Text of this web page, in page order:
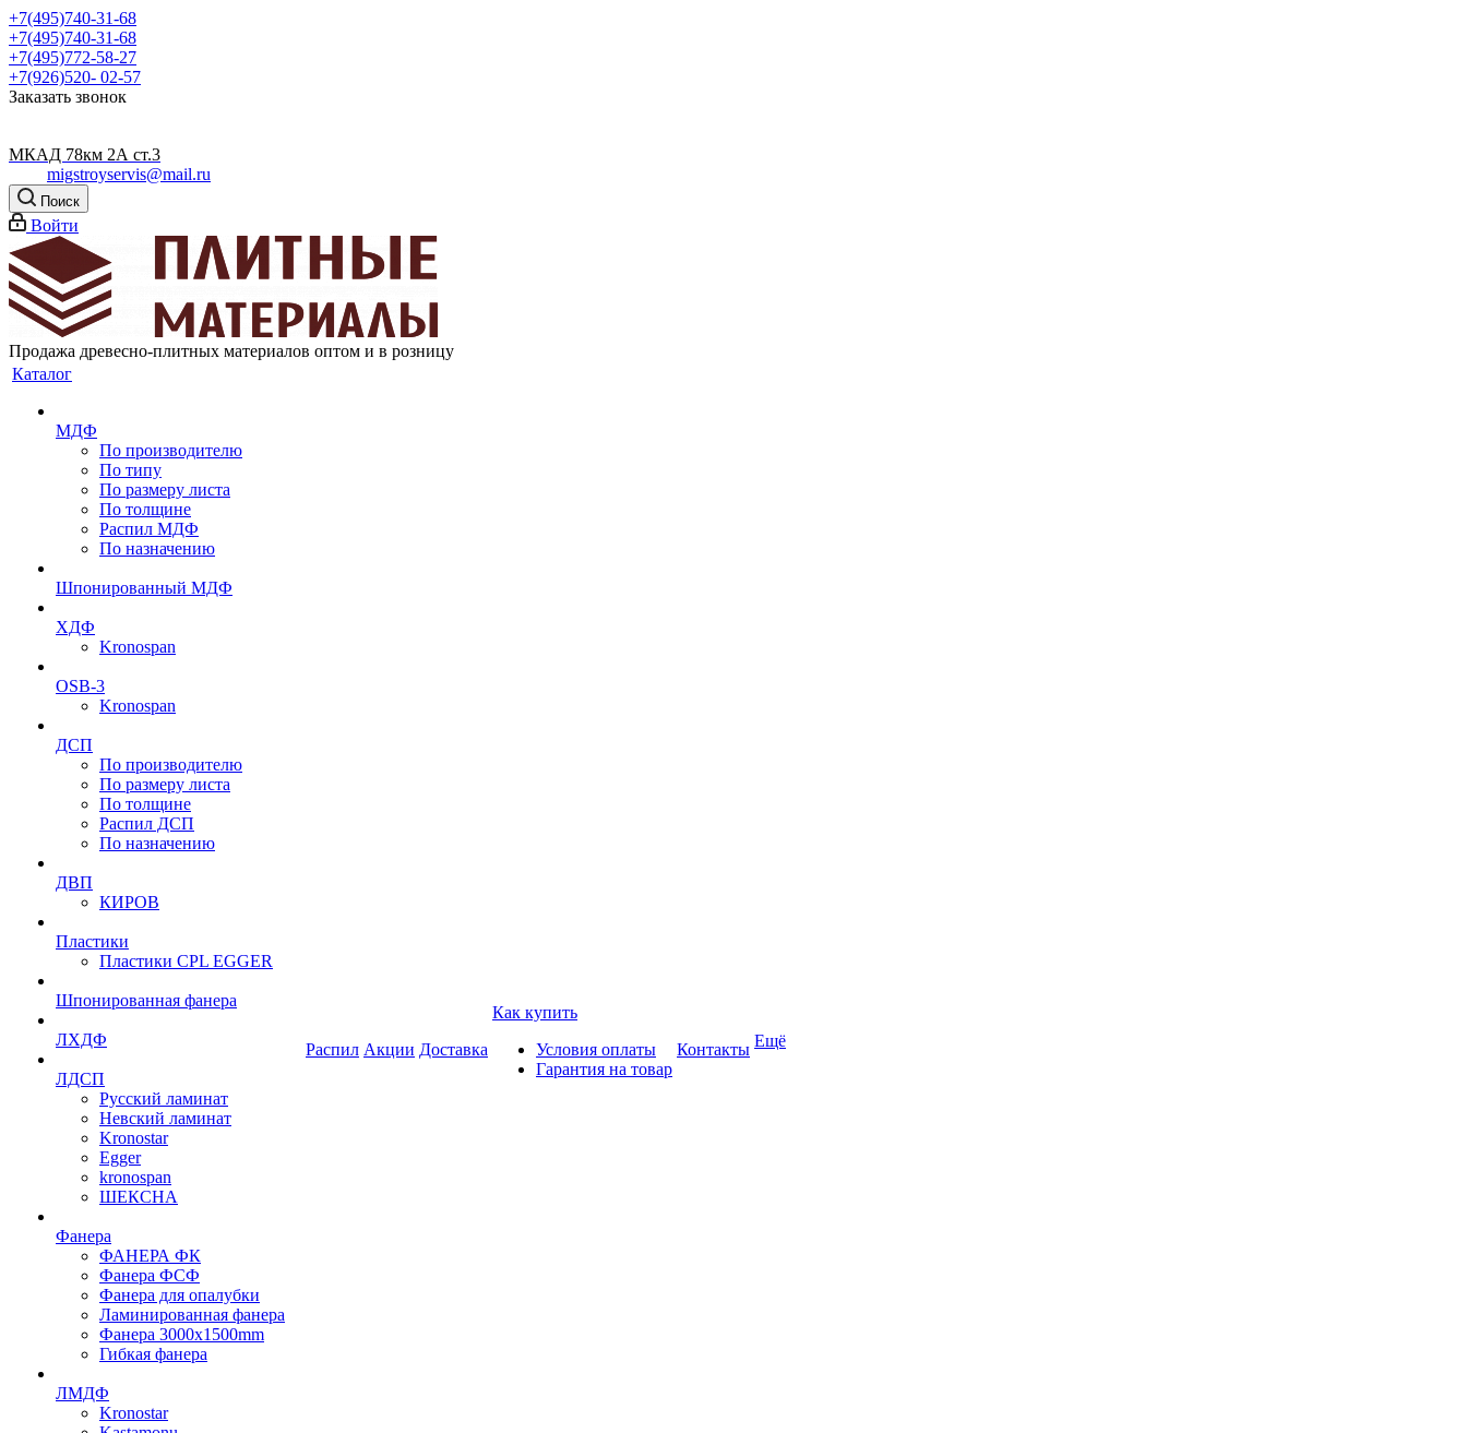
+7(495)740-31-68
+7(495)740-31-68
+7(495)772-58-27
+7(926)520- 02-57
Заказать звонок
МКАД 78км 2А ст.3
migstroyservis@mail.ru
Поиск
Войти
Продажа древесно-плитных материалов оптом и в розницу
Каталог
МДФ
По производителю
По типу
По размеру листа
По толщине
Распил МДФ
По назначению
Шпонированный МДФ
ХДФ
Kronospan
OSB-3
Kronospan
ДСП
По производителю
По размеру листа
По толщине
Распил ДСП
По назначению
ДВП
КИРОВ
Пластики
Пластики CPL EGGER
Шпонированная фанера
ЛХДФ
ЛДСП
Русский ламинат
Невский ламинат
Kronostar
Egger
kronospan
ШЕКСНА
Фанера
ФАНЕРА ФК
Фанера ФСФ
Фанера для опалубки
Ламинированная фанера
Фанера 3000х1500mm
Гибкая фанера
ЛМДФ
Kronostar
Распил Акции Доставка
Как купить
Условия оплаты
Гарантия на товар
Контакты Ещё